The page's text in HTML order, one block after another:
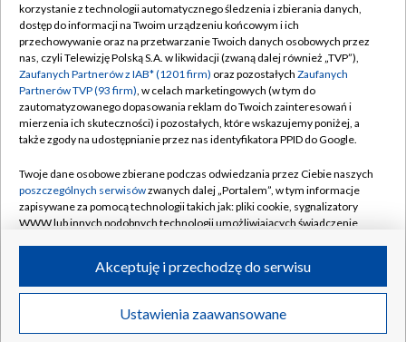
TVP
Abonament TVP
Emisja w TVP
Centrum informacji TVP
Naziemna Telewizja Cyfrowa
Rada Programowa
System NOS
Informacje o nadawcy
Program dla prasy
Ogłoszenie przetargowe
Regulamin TVP
Polityka prywatności
Moje zgody
Pomoc
Kontakt
Kanały
©2026 Telewizja Polska S.A. w likwidacji
korzystanie z technologii automatycznego śledzenia i zbierania danych,
dostęp do informacji na Twoim urządzeniu końcowym i ich
przechowywanie oraz na przetwarzanie Twoich danych osobowych przez
nas, czyli Telewizję Polską S.A. w likwidacji (zwaną dalej również „TVP”),
Zaufanych Partnerów z IAB* (1201 firm) oraz pozostałych Zaufanych
Partnerów TVP (93 firm), w celach marketingowych (w tym do
zautomatyzowanego dopasowania reklam do Twoich zainteresowań i
mierzenia ich skuteczności) i pozostałych, które wskazujemy poniżej, a
także zgody na udostępnianie przez nas identyfikatora PPID do Google.
Twoje dane osobowe zbierane podczas odwiedzania przez Ciebie naszych
poszczególnych serwisówzwanych dalej „Portalem”, w tym informacje
zapisywane za pomocą technologii takich jak: pliki cookie, sygnalizatory
WWW lub innych podobnych technologii umożliwiających świadczenie
ruchu w Internecie.
Twoje dane osobowe zbierane podczas odwiedzania przez Ciebie
poszczególnych serwisówna Portalu, takie jak adresy IP, identyfikatory
Ustawienia zaawansowane
Akceptuję i przechodzę do serwisu